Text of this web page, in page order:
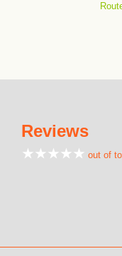
Reviews
out of